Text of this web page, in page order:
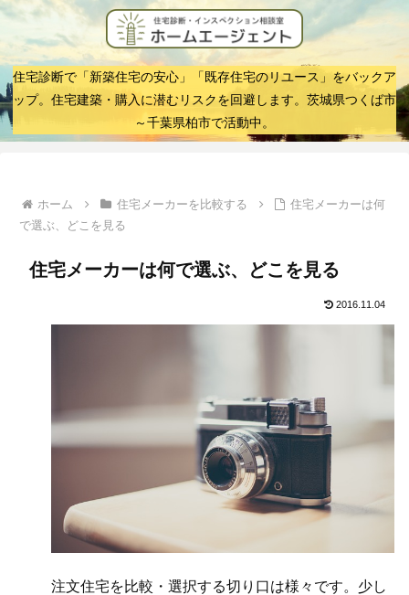
住宅診断で「新築住宅の安心」「既存住宅のリユース」をバックア
ップ。住宅建築・購入に潜むリスクを回避します。茨城県つくば市
～千葉県柏市で活動中。
ホーム 住宅メーカーを比較する
住宅メーカーは何
で選ぶ、どこを見る
住宅メーカーは何で選ぶ、どこを見る
2016.11.04
注文住宅を比較・選択する切り口は様々です。少し